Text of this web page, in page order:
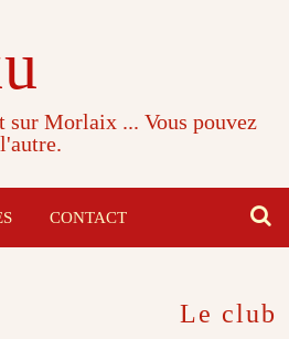
sur Morlaix ... Vous pouvez
CONTACT
Le club